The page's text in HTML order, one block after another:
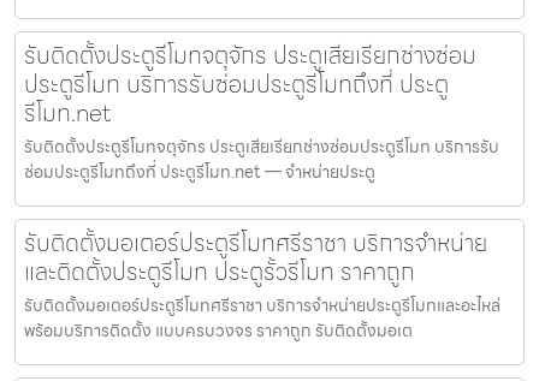
รับติดตั้งประตูรีโมทจตุจักร ประตูเสียเรียกช่างซ่อม
ประตูรีโมท บริการรับซ่อมประตูรีโมทถึงที่ ประตู
รีโมท.net
รับติดตั้งประตูรีโมทจตุจักร ประตูเสียเรียกช่างซ่อมประตูรีโมท บริการรับ
ซ่อมประตูรีโมทถึงที่ ประตูรีโมท.net — จำหน่ายประตู
รับติดตั้งมอเตอร์ประตูรีโมทศรีราชา บริการจำหน่าย
และติดตั้งประตูรีโมท ประตูรั้วรีโมท ราคาถูก
รับติดตั้งมอเตอร์ประตูรีโมทศรีราชา บริการจำหน่ายประตูรีโมทและอะไหล่
พร้อมบริการติดตั้ง แบบครบวงจร ราคาถูก รับติดตั้งมอเต